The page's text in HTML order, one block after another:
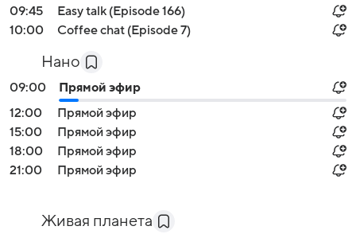
09:45
Easy talk (Episode 166)
10:00
Coffee chat (Episode 7)
Нано
09:00
Прямой эфир
12:00
Прямой эфир
15:00
Прямой эфир
18:00
Прямой эфир
21:00
Прямой эфир
Живая планета